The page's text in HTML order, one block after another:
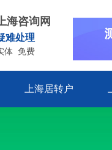
海咨询网
难处理
体 免费
上海居转户